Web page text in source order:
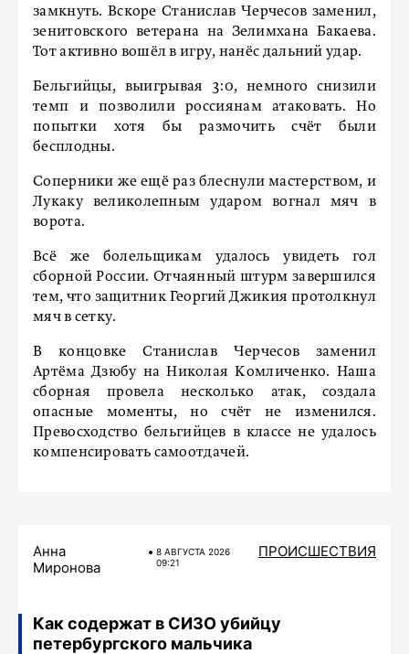
замкнуть. Вскоре Станислав Черчесов заменил,
зенитовского ветерана на Зелимхана Бакаева.
Тот активно вошёл в игру, нанёс дальний удар.
Бельгийцы, выигрывая 3:0, немного снизили
темп и позволили россиянам атаковать. Но
попытки хотя бы размочить счёт были
бесплодны.
Соперники же ещё раз блеснули мастерством, и
Лукаку великолепным ударом вогнал мяч в
ворота.
Всё же болельщикам удалось увидеть гол
сборной России. Отчаянный штурм завершился
тем, что защитник Георгий Джикия протолкнул
мяч в сетку.
В концовке Станислав Черчесов заменил
Артёма Дзюбу на Николая Комличенко. Наша
сборная провела несколько атак, создала
опасные моменты, но счёт не изменился.
Превосходство бельгийцев в классе не удалось
компенсировать самоотдачей.
Анна
Миронова
8 АВГУСТА 2026
09:21
ПРОИСШЕСТВИЯ
Как содержат в СИЗО убийцу
петербургского мальчика